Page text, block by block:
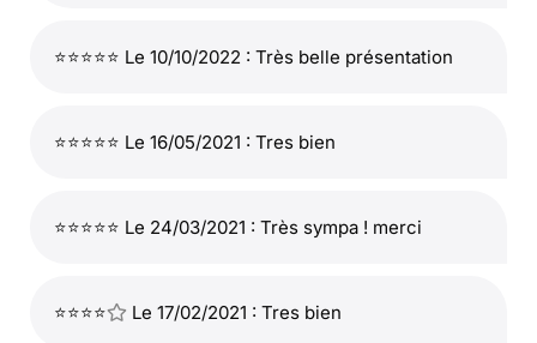
⭐⭐⭐⭐⭐ Le 10/10/2022 : Très belle présentation
⭐⭐⭐⭐⭐ Le 16/05/2021 : Tres bien
⭐⭐⭐⭐⭐ Le 24/03/2021 : Très sympa ! merci
⭐⭐⭐⭐ Le 17/02/2021 : Tres bien